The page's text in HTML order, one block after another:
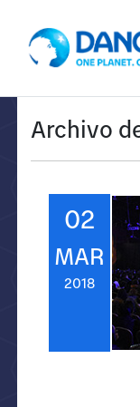
Archivo
02
MAR
2018